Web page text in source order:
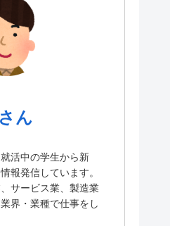
ん
活中の学生から新
報発信しています。
サービス業、製造業
界・業種で仕事をし